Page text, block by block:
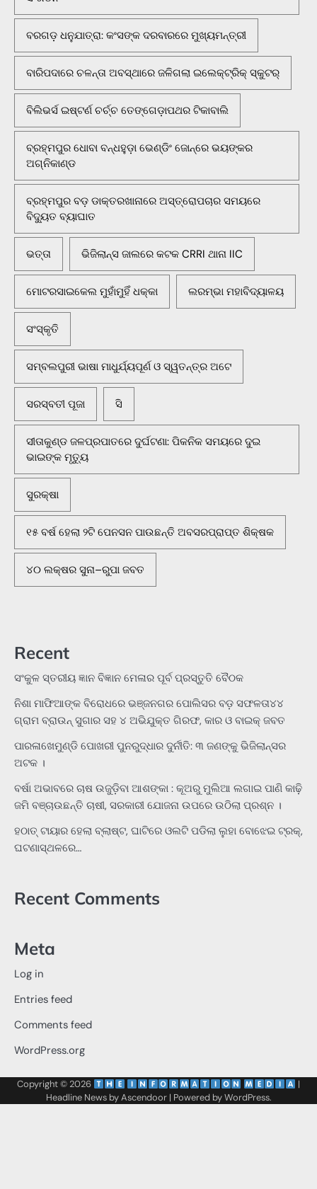
ବରଗଡ଼ ଧନୁଯାତ୍ରା: କଂସଙ୍କ ଦରବାରରେ ମୁଖ୍ୟମନ୍ତ୍ରୀ
ବାରିପଦାରେ ଚଳନ୍ତା ଅବସ୍ଥାରେ ଜଳିଗଲା ଇଲେକ୍ଟ୍ରିକ୍ ସ୍କୁଟର୍
ବିଲିଭର୍ସ ଇଷ୍ଟର୍ଣ ଚର୍ଚ୍ଚ ତେଙ୍ଗେଡ଼ାପଥର ଟିକାବାଲି
ବ୍ରହ୍ମପୁର ଧୋବା ବନ୍ଧହୁଡ଼ା ଭେଣ୍ଡିଂ ଜୋନ୍‌ରେ ଭୟଙ୍କର
ଅଗ୍ନିକାଣ୍ଡ
ବ୍ରହ୍ମପୁର ବଡ଼ ଡାକ୍ତରଖାନାରେ ଅସ୍ତ୍ରୋପଚାର ସମୟରେ
ବିଦ୍ୟୁତ ବ୍ୟାଘାତ
ଭତ୍ତା ଭିଜିଲାନ୍ସ ଜାଲରେ କଟକ CRRI ଥାନା IIC
ମୋଟରସାଇକେଲ ମୁହାଁମୁହିଁ ଧକ୍କା ଲରମ୍ଭା ମହାବିଦ୍ୟାଳୟ
ସଂସ୍କୃତି
ସମ୍ବଲପୁରୀ ଭାଷା ମାଧୁର୍ଯ୍ୟପୂର୍ଣ ଓ ସ୍ୱତନ୍ତ୍ର ଅଟେ
ସରସ୍ବତୀ ପୂଜା ସି
ସୀତାକୁଣ୍ଡ ଜଳପ୍ରପାତରେ ଦୁର୍ଘଟଣା: ପିକନିକ ସମୟରେ ଦୁଇ
ଭାଇଙ୍କ ମୃତ୍ୟୁ
ସୁରକ୍ଷା
୧୫ ବର୍ଷ ହେଲା ୨ଟି ପେନସନ ପାଉଛନ୍ତି ଅବସରପ୍ରାପ୍ତ ଶିକ୍ଷକ
୪୦ ଲକ୍ଷର ସୁନା–ରୁପା ଜବତ
Recent
ସଂକୁଳ ସ୍ତରୀୟ ଜ୍ଞାନ ବିଜ୍ଞାନ ମେଳାର ପୂର୍ବ ପ୍ରସ୍ତୁତି ବୈଠକ
ନିଶା ମାଫିଆଙ୍କ ବିରୋଧରେ ଭଞ୍ଜନଗର ପୋଲିସର ବଡ଼ ସଫଳତା୪୪
ଗ୍ରାମ ବ୍ରାଉନ୍ ସୁଗାର ସହ ୪ ଅଭିଯୁକ୍ତ ଗିରଫ, କାର ଓ ବାଇକ୍ ଜବତ
ପାରଳାଖେମୁଣ୍ଡି ପୋଖରୀ ପୁନରୁଦ୍ଧାର ଦୁର୍ନୀତି: ୩ ଜଣଙ୍କୁ ଭିଜିଲାନ୍ସର
ଅଟକ ।
ବର୍ଷା ଅଭାବରେ ଚାଷ ଉଜୁଡ଼ିବା ଆଶଙ୍କା : କୂଅରୁ ମୁଲିଆ ଲଗାଇ ପାଣି କାଢ଼ି
ଜମି ବଞ୍ଚାଉଛନ୍ତି ଚାଷୀ, ସରକାରୀ ଯୋଜନା ଉପରେ ଉଠିଲା ପ୍ରଶ୍ନ ।
ହଠାତ୍‌ ଟାୟାର ହେଲା ବ୍ଲାଷ୍ଟ, ଘାଟିରେ ଓଲଟି ପଡିଲା ଲୁହା ବୋଝେଇ ଟ୍ରକ୍‌,
ଘଟଣାସ୍ଥଳରେ…
Recent Comments
Meta
Log in
Entries feed
Comments feed
WordPress.org
Copyright © 2026
|
Headline News byAscendoor| Powered byWordPress.